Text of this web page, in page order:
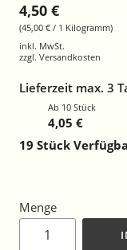
4,50 €
(45,00 € / 1 Kilogramm)
inkl. MwSt.
zzgl. Versandkosten
Lieferzeit max. 3
Ab 10 Stück
4,05 €
19 Stück
Menge